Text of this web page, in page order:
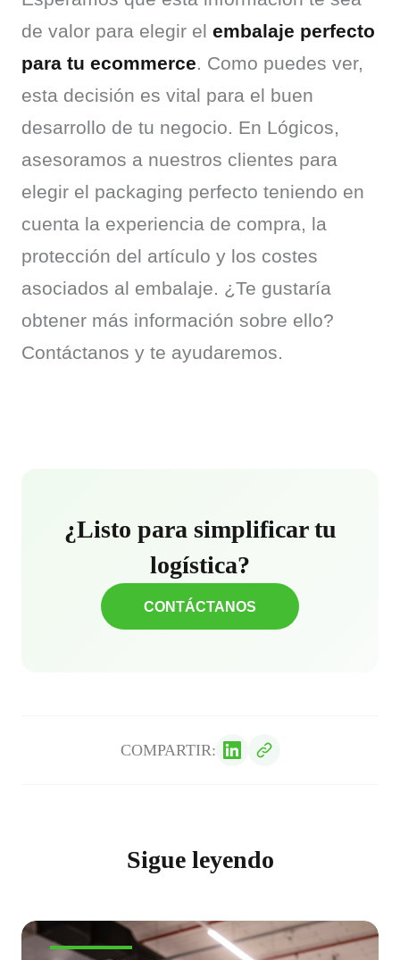
de valor para elegir el embalaje perfecto
para tu ecommerce. Como puedes ver,
esta decisión es vital para el buen
desarrollo de tu negocio. En Lógicos,
asesoramos a nuestros clientes para
elegir el packaging perfecto teniendo en
cuenta la experiencia de compra, la
protección del artículo y los costes
asociados al embalaje. ¿Te gustaría
obtener más información sobre ello?
Contáctanos y te ayudaremos.
¿Listo para simplificar tu
logística?
CONTÁCTANOS
COMPARTIR:
Sigue leyendo